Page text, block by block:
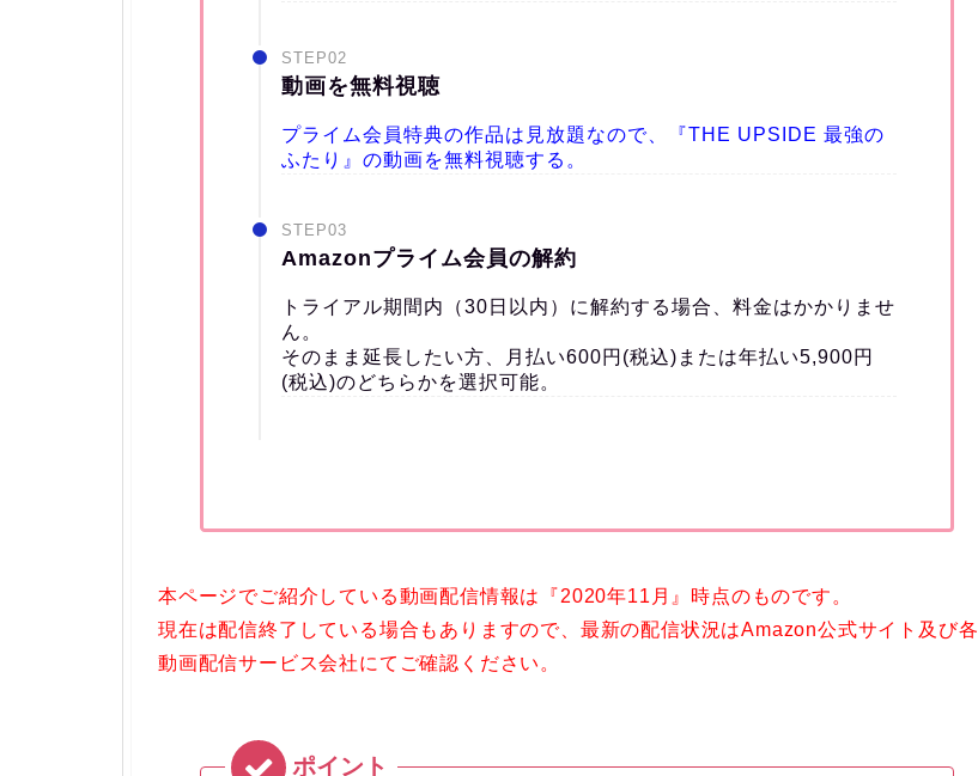
STEP02
動画を無料視聴
プライム会員特典の作品は見放題なので、『THE UPSIDE 最強の
ふたり』の動画を無料視聴する。
STEP03
Amazonプライム会員の解約
トライアル期間内（30日以内）に解約する場合、料金はかかりませ
ん。
そのまま延長したい方、月払い600円(税込)または年払い5,900円
(税込)のどちらかを選択可能。
本ページでご紹介している動画配信情報は『2020年11月』時点のものです。
現在は配信終了している場合もありますので、最新の配信状況はAmazon公式サイト及び各
動画配信サービス会社にてご確認ください。